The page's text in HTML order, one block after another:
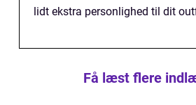
lidt ekstra personlighed til dit
Få læst flere